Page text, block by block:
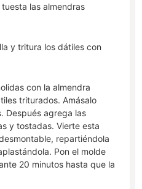
las almendras
y tritura los dátiles con
con la almendra
triturados. Amásalo
Después agrega las
y tostadas. Vierte esta
repartiéndola
Pon el molde
20 minutos hasta que la